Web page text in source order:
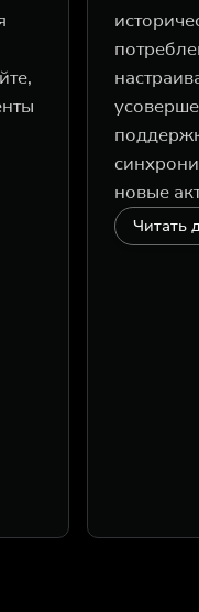
новые
Читать